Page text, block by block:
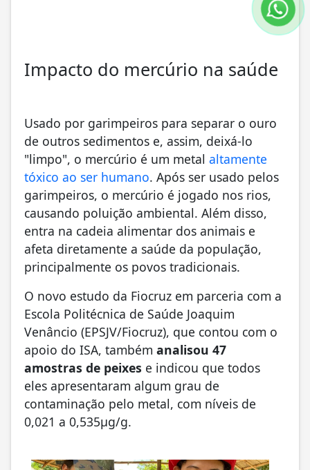
Impacto do mercúrio na saúde
Usado por garimpeiros para separar o ouro
de outros sedimentos e, assim, deixá-lo
"limpo", o mercúrio é um metal altamente
tóxico ao ser humano. Após ser usado pelos
garimpeiros, o mercúrio é jogado nos rios,
causando poluição ambiental. Além disso,
entra na cadeia alimentar dos animais e
afeta diretamente a saúde da população,
principalmente os povos tradicionais.
O novo estudo da Fiocruz em parceria com a
Escola Politécnica de Saúde Joaquim
Venâncio (EPSJV/Fiocruz), que contou com o
apoio do ISA, também analisou 47
amostras de peixes e indicou que todos
eles apresentaram algum grau de
contaminação pelo metal, com níveis de
0,021 a 0,535μg/g.